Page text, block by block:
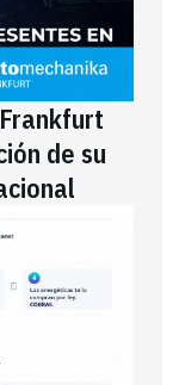
de su